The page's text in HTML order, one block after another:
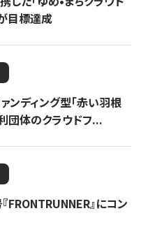
目標達成
ンディング型「赤い羽根
団体のクラウドフ...
FRONTRUNNER』にコン